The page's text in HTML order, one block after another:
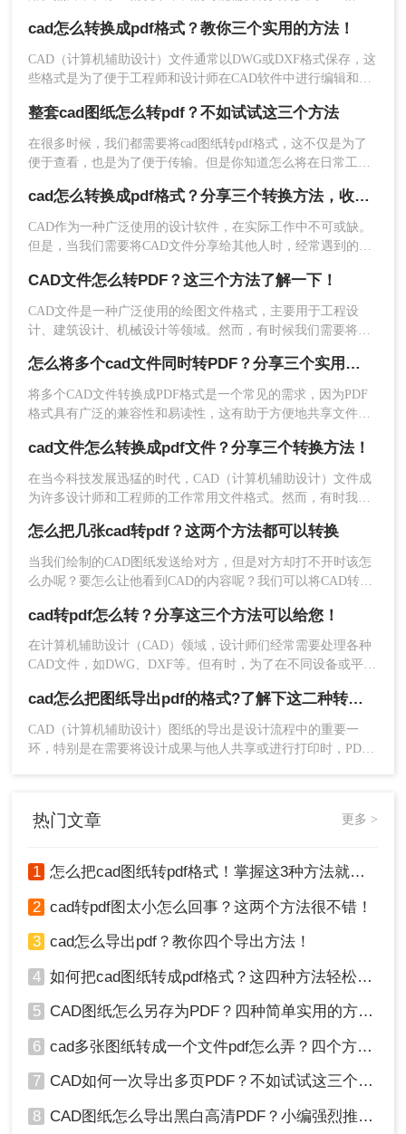
种文件格式转换。
缺点：可能受限于网络速度和工具的功能限
制，部分工具可能存在文件大小限制或转换质
推荐工具：转转大师CAD在线转换器
操作步骤：
1、访问网站：在浏览器中搜索并进入转转大
师网站：https://pdftoword.55.la/cad2pdf/
2、上传文件：点击“选择文件”按钮，将需要转
3、选择输出格式：在“转换为”选项中选择PDF
格式。
4、设置输出参数（如有）：根据需要设置输
出文件的颜色、背景等参数（部分在线工具可
能不提供此功能）。
5、开始转换：点击“开始转换”按钮，等待转换
6、保存文件：转换成功，点击下载就可以
文件的完整性和准确性。转换前可以检查工具的转
呢？本文将介绍三种将DWG转换成PDF的方法。
cad怎么转换成pdf格式？教你三个实用的方法！
CAD（计算机辅助设计）文件通常以DWG或DXF格式保存，这
些格式是为了便于工程师和设计师在CAD软件中进行编辑和修
格式，以便在没有CAD软件的情况下查看和分享设计。那么cad
怎么转换成pdf格式呢？本文将介绍将CAD文件转换为PDF格式
的几种方法。
整套cad图纸怎么转pdf？不如试试这三个方法
在很多时候，我们都需要将cad图纸转pdf格式，这不仅是为了
便于查看，也是为了便于传输。但是你知道怎么将在日常工作
查看，本文将向您介绍整套cad图纸怎么转pdf。
cad怎么转换成pdf格式？分享三个转换方法，收藏！
CAD作为一种广泛使用的设计软件，在实际工作中不可或缺。
但是，当我们需要将CAD文件分享给其他人时，经常遇到的问
我们可以将它们转换成PDF格式。在这篇文章中，我们将为你
详细介绍cad怎么转换成pdf格式方法。
CAD文件怎么转PDF？这三个方法了解一下！
CAD文件是一种广泛使用的绘图文件格式，主要用于工程设
计、建筑设计、机械设计等领域。然而，有时候我们需要将
介绍几种CAD文件怎么转PDF方法。
怎么将多个cad文件同时转PDF？分享三个实用的操作方法
将多个CAD文件转换成PDF格式是一个常见的需求，因为PDF
格式具有广泛的兼容性和易读性，这有助于方便地共享文件和
AutoCAD软件、Adobe Acrobat Pro软件和在线转换工具将多个
CAD文件转换成PDF格式。
cad文件怎么转换成pdf文件？分享三个转换方法！
在当今科技发展迅猛的时代，CAD（计算机辅助设计）文件成
为许多设计师和工程师的工作常用文件格式。然而，有时我们
文将介绍几种cad文件怎么转换成pdf文件的方法，以帮助您将
CAD文件转换为高质量的PDF文件。
怎么把几张cad转pdf？这两个方法都可以转换
当我们绘制的CAD图纸发送给对方，但是对方却打不开时该怎
么办呢？要怎么让他看到CAD的内容呢？我们可以将CAD转换
cad转pdf呢？今天小编就来给大家分享cad文件转pdf文件的方
法，很简单的哦，一起来看看。
cad转pdf怎么转？分享这三个方法可以给您！
在计算机辅助设计（CAD）领域，设计师们经常需要处理各种
CAD文件，如DWG、DXF等。但有时，为了在不同设备或平台
式，如PDF。PDF（Portable Document Format）是一种广泛使
用的文件格式，可以在不同操作系统和设备上轻松查看和打
印。那么cad转pdf怎么转呢？下面，我们将介绍三种将CAD文
件转换为PDF的方法。
cad怎么把图纸导出pdf的格式?了解下这二种转换方法！
CAD（计算机辅助设计）图纸的导出是设计流程中的重要一
环，特别是在需要将设计成果与他人共享或进行打印时，PDF
热门文章 更多 >
1 怎么把cad图纸转pdf格式！掌握这3种方法就可以
2 cad转pdf图太小怎么回事？这两个方法很不错！
3 cad怎么导出pdf？教你四个导出方法！
4 如何把cad图纸转成pdf格式？这四种方法轻松转换！
5 CAD图纸怎么另存为PDF？四种简单实用的方法推荐
6 cad多张图纸转成一个文件pdf怎么弄？四个方法帮你搞定！
7 CAD如何一次导出多页PDF？不如试试这三个方法！
8 CAD图纸怎么导出黑白高清PDF？小编强烈推荐这三种方法！